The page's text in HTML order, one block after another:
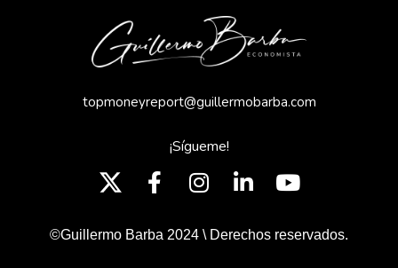
topmoneyreport@guillermobarba.com
¡Sígueme!
©Guillermo Barba 2024 \ Derechos reservados.